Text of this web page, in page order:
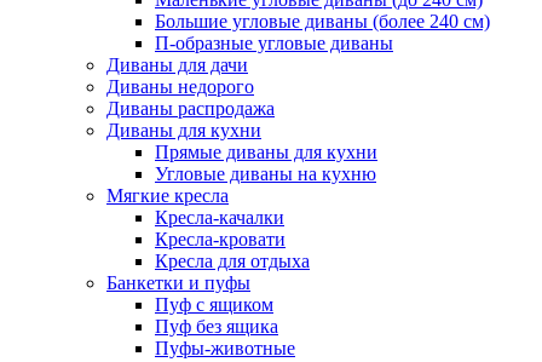
Большие угловые диваны (более 240 см)
П-образные угловые диваны
Диваны для дачи
Диваны недорого
Диваны распродажа
Диваны для кухни
Прямые диваны для кухни
Угловые диваны на кухню
Мягкие кресла
Кресла-качалки
Кресла-кровати
Кресла для отдыха
Банкетки и пуфы
Пуф с ящиком
Пуф без ящика
Пуфы-животные